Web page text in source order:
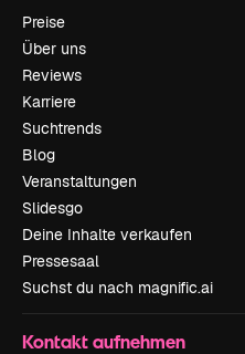
Preise
Über uns
Reviews
Karriere
Suchtrends
Blog
Veranstaltungen
Slidesgo
Deine Inhalte verkaufen
Pressesaal
Suchst du nach magnific.ai
Kontakt aufnehmen